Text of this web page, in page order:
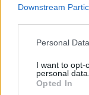
Downstream
Please note that
not limited to
grant or deny
use your data for
Personal
I want to opt-
personal data.
Opted In